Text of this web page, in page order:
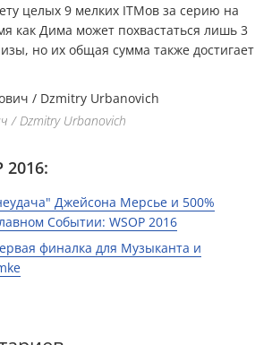
целых 9 мелких ITMов за серию на
как Дима может похвастаться лишь 3
но их общая сумма также достигает
/ Dzmitry Urbanovich
2016:
Джейсона Мерсье и 500%
Событии: WSOP 2016
финалка для Музыканта и